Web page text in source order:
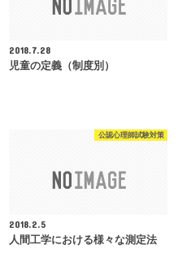
2018.7.28
児童の定義（制度別）
公認心理師試験対策
2018.2.5
人間工学における様々な測定法